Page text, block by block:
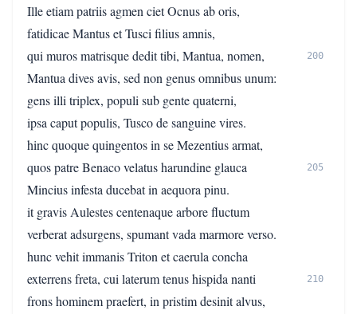
Ille etiam patriis agmen ciet Ocnus ab oris,
fatidicae Mantus et Tusci filius amnis,
qui muros matrisque dedit tibi, Mantua, nomen,
200
Mantua dives avis, sed non genus omnibus unum:
gens illi triplex, populi sub gente quaterni,
ipsa caput populis, Tusco de sanguine vires.
hinc quoque quingentos in se Mezentius armat,
quos patre Benaco velatus harundine glauca
205
Mincius infesta ducebat in aequora pinu.
it gravis Aulestes centenaque arbore fluctum
verberat adsurgens, spumant vada marmore verso.
hunc vehit immanis Triton et caerula concha
exterrens freta, cui laterum tenus hispida nanti
210
frons hominem praefert, in pristim desinit alvus,